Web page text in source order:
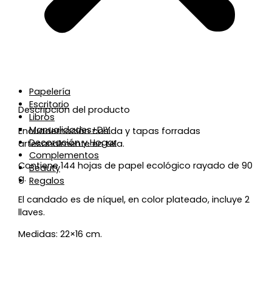
Papelería
Escritorio
Libros
Manualidades+DIY
Decoración y Hogar
Complementos
Beauty
Regalos
Descripción del producto
Encuadernación cosida y tapas forradas
artesanalmente en tela.
Contiene 144 hojas de papel ecológico rayado de 90
g.
El candado es de níquel, en color plateado, incluye 2
llaves.
Medidas: 22×16 cm.